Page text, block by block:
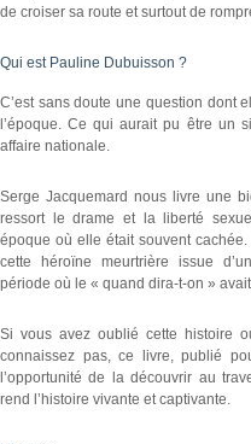
de croiser sa route et surtout de
Qui est Pauline Dubuisson ?
C’est sans doute une question dont
l’époque. Ce qui aurait pu être un
affaire nationale.
Serge Jacquemard nous livre une
ressort le drame et la liberté
époque où elle était souvent
cette héroïne meurtrière issue
période où le « quand dira-t-on »
Si vous avez oublié cette histoire
connaissez pas, ce livre, publié
l’opportunité de la découvrir au
rend l’histoire vivante et captivante.